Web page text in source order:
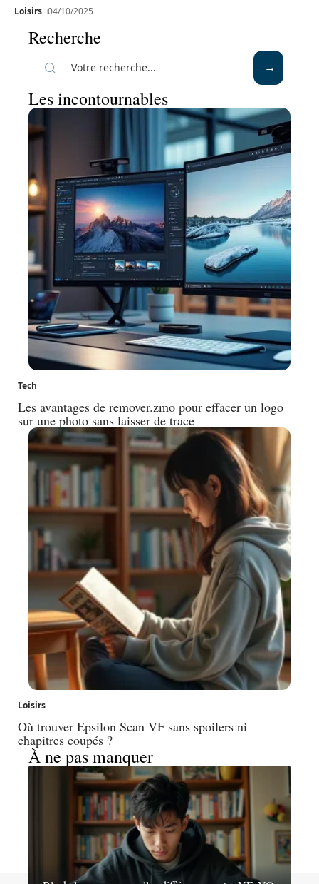
Loisirs 04/10/2025
Recherche
Les incontournables
Tech
Les avantages de remover.zmo pour effacer un logo
sur une photo sans laisser de trace
Loisirs
Où trouver Epsilon Scan VF sans spoilers ni
chapitres coupés ?
À ne pas manquer